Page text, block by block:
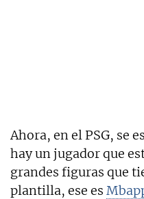
Ahora, en el PSG, se
hay un jugador que
grandes figuras que
plantilla, ese es